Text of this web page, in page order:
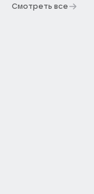
Смотреть все